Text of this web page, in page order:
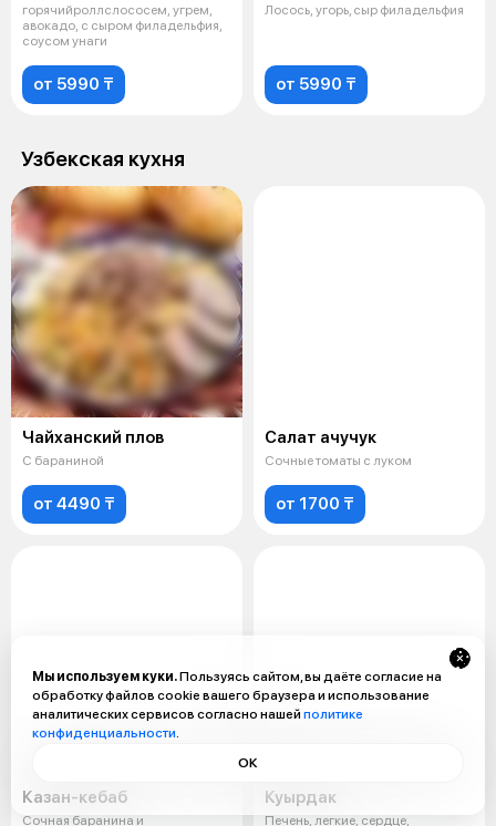
горячийроллслососем, угрем,
авокадо, с сыром филадельфия,
соусом унаги
от 5990 ₸
Лосось, угорь, сыр филадельфия
от 5990 ₸
Узбекская кухня
Чайханский плов
С бараниной
от 4490 ₸
Салат ачучук
Сочные томаты с луком
от 1700 ₸
Казан-кебаб
Сочная баранина и
Куырдак
Печень, легкие, сердце,
Мы используем куки.Пользуясь сайтом, вы даёте согласие на
обработку файлов cookie вашего браузера и использование
аналитических сервисов согласно нашей политике
конфиденциальности.
ОК